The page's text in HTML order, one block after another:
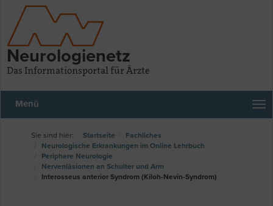
Neurologienetz
Das Informationsportal für Ärzte
Menü
Startseite
Fachliches
Neurologische Erkrankungen im Online Lehrbuch
Periphere Neurologie
Nervenläsionen an Schulter und Arm
Interosseus anterior Syndrom (Kiloh-Nevin-Syndrom)